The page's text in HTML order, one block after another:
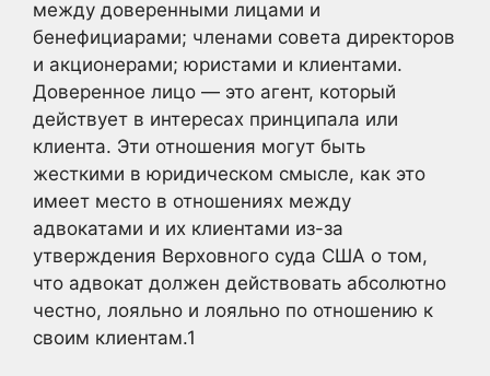
между доверенными лицами и
бенефициарами; членами совета директоров
и акционерами; юристами и клиентами.
Доверенное лицо — это агент, который
действует в интересах принципала или
клиента. Эти отношения могут быть
жесткими в юридическом смысле, как это
имеет место в отношениях между
адвокатами и их клиентами из-за
утверждения Верховного суда США о том,
что адвокат должен действовать абсолютно
честно, лояльно и лояльно по отношению к
своим клиентам.1